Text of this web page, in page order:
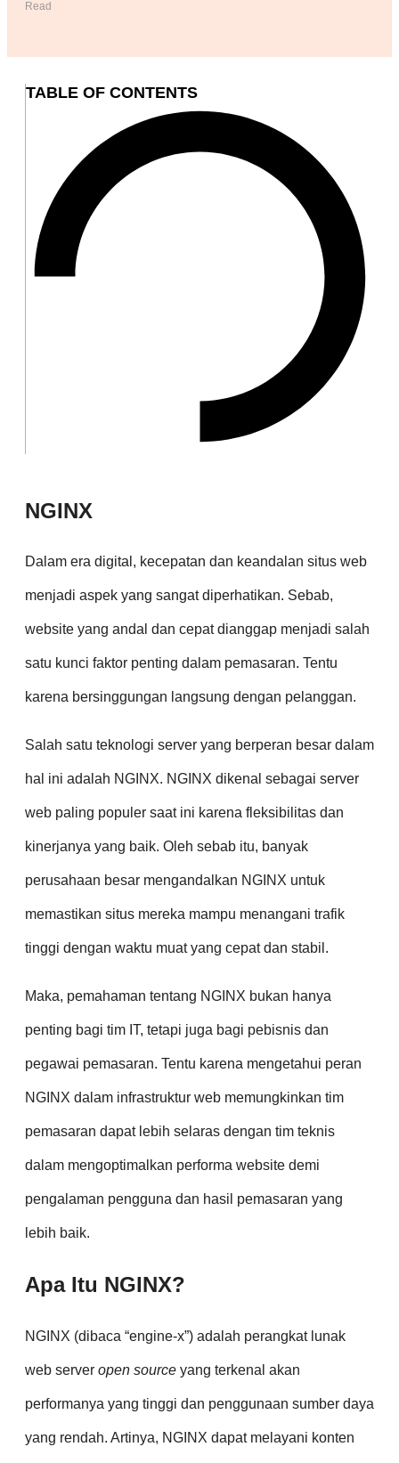
Read
TABLE OF CONTENTS
NGINX
Dalam era digital, kecepatan dan keandalan situs web
menjadi aspek yang sangat diperhatikan. Sebab,
website yang andal dan cepat dianggap menjadi salah
satu kunci faktor penting dalam pemasaran. Tentu
karena bersinggungan langsung dengan pelanggan.
Salah satu teknologi server yang berperan besar dalam
hal ini adalah NGINX. NGINX dikenal sebagai server
web paling populer saat ini karena fleksibilitas dan
kinerjanya yang baik. Oleh sebab itu, banyak
perusahaan besar mengandalkan NGINX untuk
memastikan situs mereka mampu menangani trafik
tinggi dengan waktu muat yang cepat dan stabil.
Maka, pemahaman tentang NGINX bukan hanya
penting bagi tim IT, tetapi juga bagi pebisnis dan
pegawai pemasaran. Tentu karena mengetahui peran
NGINX dalam infrastruktur web memungkinkan tim
pemasaran dapat lebih selaras dengan tim teknis
dalam mengoptimalkan performa website demi
pengalaman pengguna dan hasil pemasaran yang
lebih baik.
Apa Itu NGINX?
NGINX (dibaca “engine-x”) adalah perangkat lunak
web server open source yang terkenal akan
performanya yang tinggi dan penggunaan sumber daya
yang rendah. Artinya, NGINX dapat melayani konten